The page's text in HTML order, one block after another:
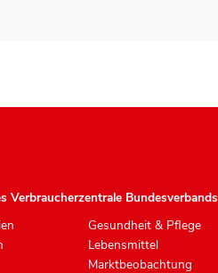
Verbraucherzentrale Bundesverbands
Gesundheit & Pflege
Lebensmittel
Marktbeobachtung